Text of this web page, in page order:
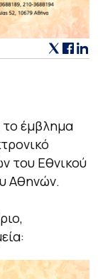
το έμβλημα
του Εθνικού
Αθηνών.